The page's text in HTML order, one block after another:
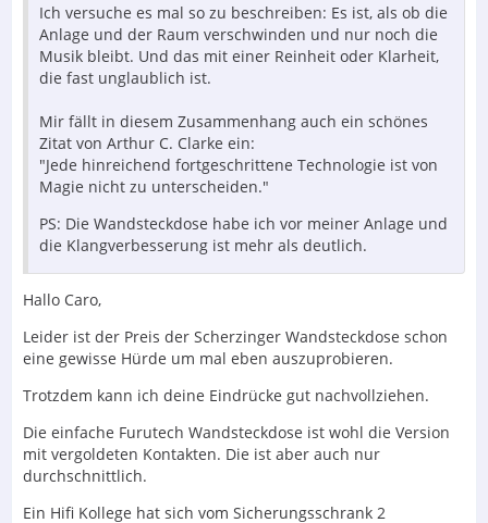
Ich versuche es mal so zu beschreiben: Es ist, als ob die
Anlage und der Raum verschwinden und nur noch die
Musik bleibt. Und das mit einer Reinheit oder Klarheit,
die fast unglaublich ist.
Mir fällt in diesem Zusammenhang auch ein schönes
Zitat von Arthur C. Clarke ein:
"Jede hinreichend fortgeschrittene Technologie ist von
Magie nicht zu unterscheiden."
PS: Die Wandsteckdose habe ich vor meiner Anlage und
die Klangverbesserung ist mehr als deutlich.
Hallo Caro,
Leider ist der Preis der Scherzinger Wandsteckdose schon
eine gewisse Hürde um mal eben auszuprobieren.
Trotzdem kann ich deine Eindrücke gut nachvollziehen.
Die einfache Furutech Wandsteckdose ist wohl die Version
mit vergoldeten Kontakten. Die ist aber auch nur
durchschnittlich.
Ein Hifi Kollege hat sich vom Sicherungsschrank 2